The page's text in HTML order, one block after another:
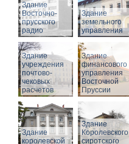
Здание
Восточно-
прусского
радио
Здание
земельного
управления
Здание
учреждения
почтово-
чековых
расчетов
Здание
финансового
управления
Восточной
Пруссии
Здание
королевской
Здание
Королевского
сиротского